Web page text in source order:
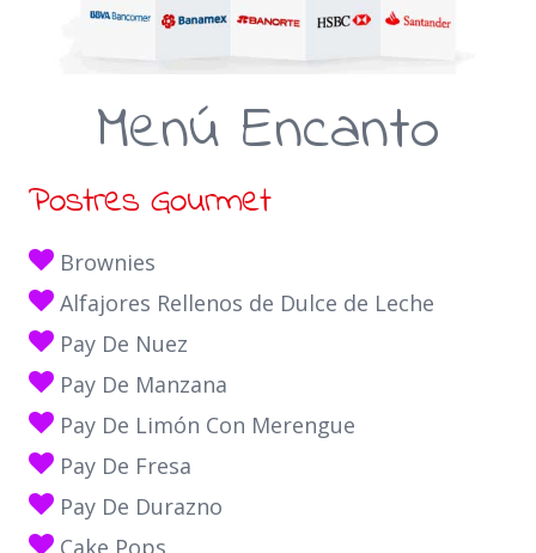
Menú Encanto
Postres Gourmet
Brownies
Alfajores Rellenos de Dulce de Leche
Pay De Nuez
Pay De Manzana
Pay De Limón Con Merengue
Pay De Fresa
Pay De Durazno